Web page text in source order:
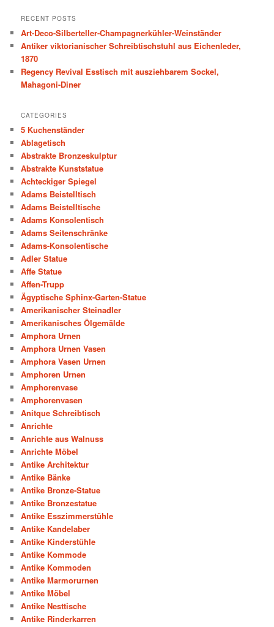
r
h
RECENT POSTS
Art-Deco-Silberteller-Champagnerkühler-Weinständer
Antiker viktorianischer Schreibtischstuhl aus Eichenleder,
1870
Regency Revival Esstisch mit ausziehbarem Sockel,
Mahagoni-Diner
CATEGORIES
5 Kuchenständer
Ablagetisch
Abstrakte Bronzeskulptur
Abstrakte Kunststatue
Achteckiger Spiegel
Adams Beistelltisch
Adams Beistelltische
Adams Konsolentisch
Adams Seitenschränke
Adams-Konsolentische
Adler Statue
Affe Statue
Affen-Trupp
Ägyptische Sphinx-Garten-Statue
Amerikanischer Steinadler
Amerikanisches Ölgemälde
Amphora Urnen
Amphora Urnen Vasen
Amphora Vasen Urnen
Amphoren Urnen
Amphorenvase
Amphorenvasen
Anitque Schreibtisch
Anrichte
Anrichte aus Walnuss
Anrichte Möbel
Antike Architektur
Antike Bänke
Antike Bronze-Statue
Antike Bronzestatue
Antike Esszimmerstühle
Antike Kandelaber
Antike Kinderstühle
Antike Kommode
Antike Kommoden
Antike Marmorurnen
Antike Möbel
Antike Nesttische
Antike Rinderkarren